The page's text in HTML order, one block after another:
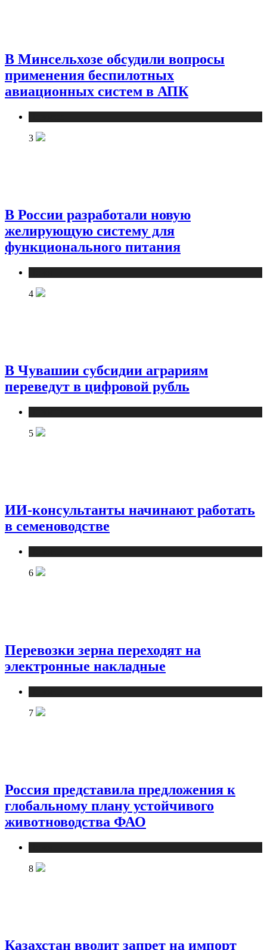
В Минсельхозе обсудили вопросы
применения беспилотных
авиационных систем в АПК
3
В России разработали новую
желирующую систему для
функционального питания
4
В Чувашии субсидии аграриям
переведут в цифровой рубль
5
ИИ-консультанты начинают работать
в семеноводстве
6
Перевозки зерна переходят на
электронные накладные
7
Россия представила предложения к
глобальному плану устойчивого
животноводства ФАО
8
Казахстан вводит запрет на импорт